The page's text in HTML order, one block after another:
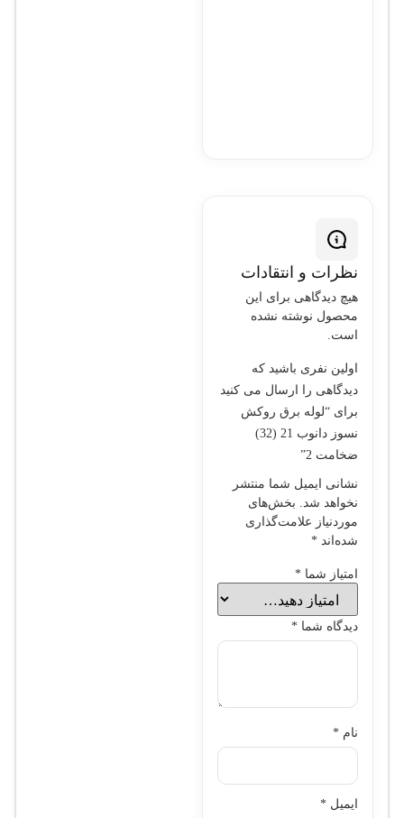
نظرات و انتقادات
هیچ دیدگاهی برای این
محصول نوشته نشده
است.
اولین نفری باشید که
دیدگاهی را ارسال می کنید
برای “لوله برق روکش
نسوز دانوب 21 (32)
ضخامت 2”
نشانی ایمیل شما منتشر
نخواهد شد. بخش‌های
موردنیاز علامت‌گذاری
شده‌اند *
امتیاز شما *
دیدگاه شما *
نام *
ایمیل *